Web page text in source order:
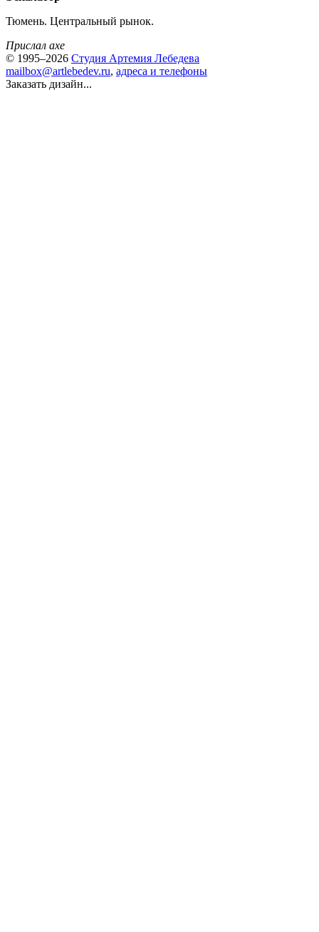
Тюмень. Центральный рынок.
Прислал axe
© 1995–2026 Студия Артемия Лебедева
mailbox@artlebedev.ru, адреса и телефоны
Заказать дизайн...